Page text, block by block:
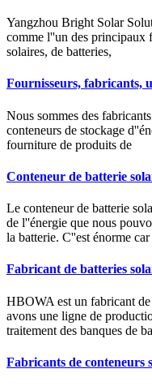
Yangzhou Bright Solar
comme l''un des principaux
solaires, de batteries,
Fournisseurs, fabricants,
Nous sommes des
conteneurs de stockage
fourniture de produits de
Conteneur de batterie
Le conteneur de batterie
de l''énergie que nous
la batterie. C''est énorme
Fabricant de batteries
HBOWA est un fabricant
avons une ligne de
traitement des banques de
Fabricants de conteneurs